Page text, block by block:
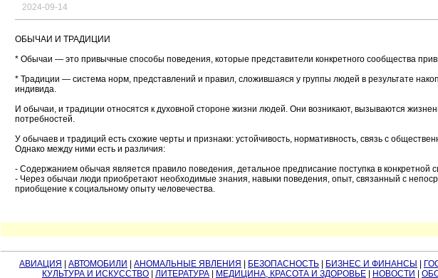
2024-09-14
ОБЫЧАИ И ТРАДИЦИИ
* Обычаи — это привычные способы поведения, которые представители конкретного сообщества
* Традиции — система норм, представлений и правил, сложившаяся у группы людей в результате
индивида.
И обычаи, и традиции относятся к духовной стороне жизни людей. Они возникают, вызываются
потребностей.
У обычаев и традиций есть схожие черты и признаки: устойчивость, нормативность, связь с
Однако между ними есть и различия:
- Содержанием обычая является правило поведения, детальное предписание поступка в
- Через обычаи люди приобретают необходимые знания, навыки поведения, опыт, связанный с
приобщение к социальному опыту человечества.
АВИАЦИЯ АВТОМОБИЛИ АНОМАЛЬНЫЕ ЯВЛЕНИЯ БЕЗОПАСНОСТЬ БИЗНЕС И ФИНАНСЫ
КУЛЬТУРА И ИСКУССТВО
ЛИТЕРАТУРА МЕДИЦИНА, КРАСОТА И ЗДОРОВЬЕ НОВОСТИ